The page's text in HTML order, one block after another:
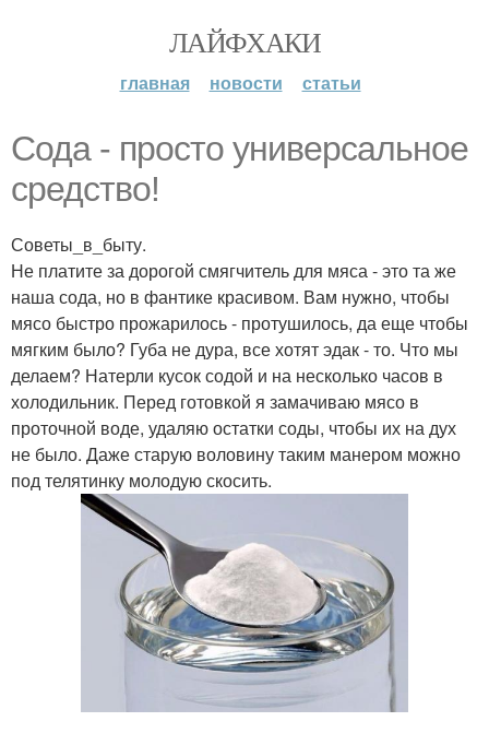
ЛАЙФХАКИ
главная новости статьи
Сода - просто универсальное
средство!
Советы_в_быту.
Не платите за дорогой смягчитель для мяса - это та же
наша сода, но в фантике красивом. Вам нужно, чтобы
мясо быстро прожарилось - протушилось, да еще чтобы
мягким было? Губа не дура, все хотят эдак - то. Что мы
делаем? Натерли кусок содой и на несколько часов в
холодильник. Перед готовкой я замачиваю мясо в
проточной воде, удаляю остатки соды, чтобы их на дух
не было. Даже старую воловину таким манером можно
под телятинку молодую скосить.